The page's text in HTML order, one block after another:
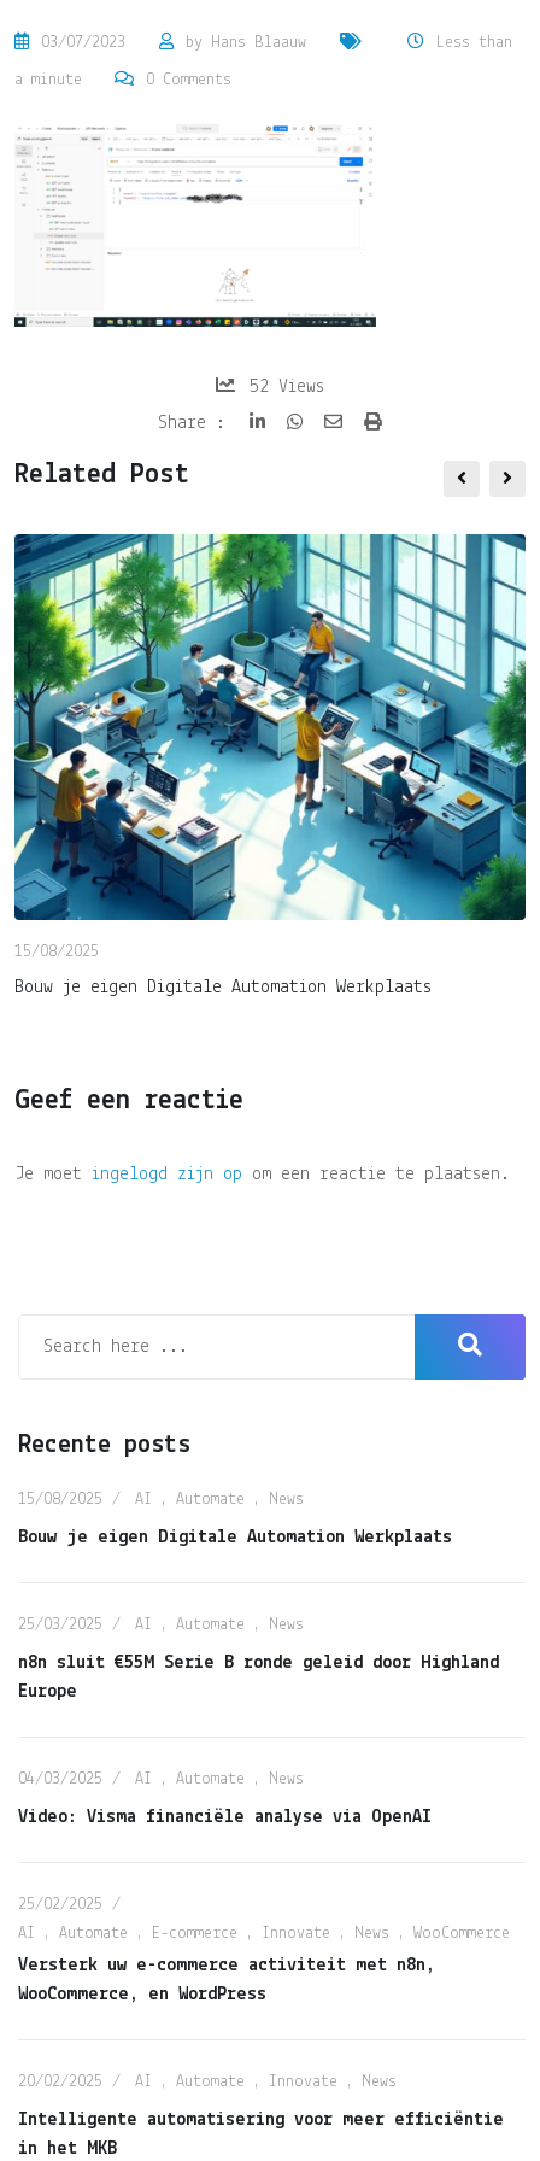
03/07/2023 by Hans Blaauw Less than
a minute 0 Comments
52 Views
Share :
SharePrint
Related Post
15/08/2025
Bouw je eigen Digitale Automation Werkplaats
Geef een reactie
Je moet ingelogd zijn op om een reactie te plaatsen.
Recente posts
15/08/2025 AI , Automate , News
Bouw je eigen Digitale Automation Werkplaats
25/03/2025 AI , Automate , News
n8n sluit €55M Serie B ronde geleid door Highland
Europe
04/03/2025 AI , Automate , News
Video: Visma financiële analyse via OpenAI
25/02/2025
AI , Automate , E-commerce , Innovate , News , WooCommerce
Versterk uw e-commerce activiteit met n8n,
WooCommerce, en WordPress
20/02/2025 AI , Automate , Innovate , News
Intelligente automatisering voor meer efficiëntie
in het MKB